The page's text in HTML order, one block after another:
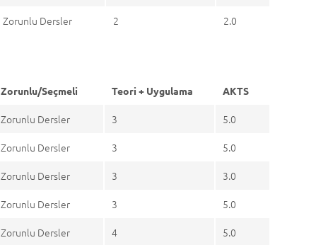
Zorunlu Dersler 2 2.0
Zorunlu/Seçmeli Teori + Uygulama AKTS
Zorunlu Dersler 3
5.0
Zorunlu Dersler 3
5.0
Zorunlu Dersler 3
3.0
Zorunlu Dersler 3
5.0
Zorunlu Dersler 4
5.0